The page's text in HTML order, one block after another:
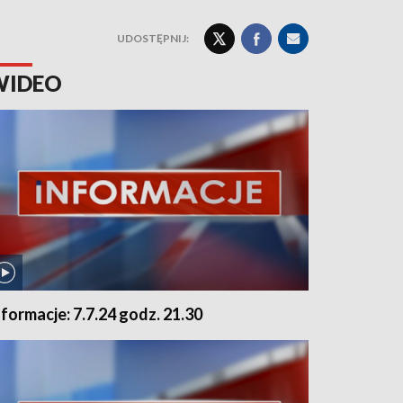
UDOSTĘPNIJ:
7.7.24 godz. 21.30